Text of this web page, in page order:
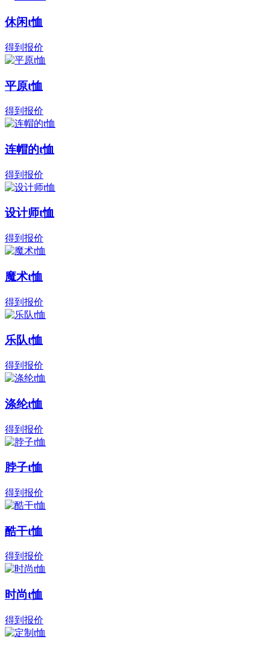
休闲t恤
得到报价
平原t恤
得到报价
连帽的t恤
得到报价
设计师t恤
得到报价
魔术t恤
得到报价
乐队t恤
得到报价
涤纶t恤
得到报价
脖子t恤
得到报价
酷干t恤
得到报价
时尚t恤
得到报价